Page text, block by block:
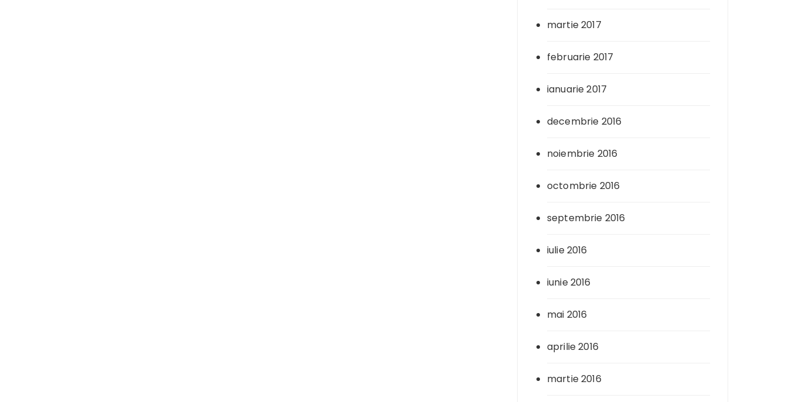
martie 2017
februarie 2017
ianuarie 2017
decembrie 2016
noiembrie 2016
octombrie 2016
septembrie 2016
iulie 2016
iunie 2016
mai 2016
aprilie 2016
martie 2016